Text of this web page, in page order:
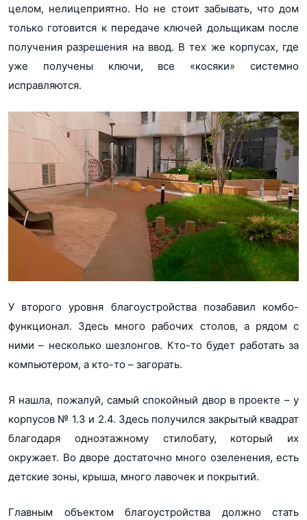
целом, нелицеприятно. Но не стоит забывать, что дом
только готовится к передаче ключей дольщикам после
получения разрешения на ввод. В тех же корпусах, где
уже получены ключи, все «косяки» системно
исправляются.
У второго уровня благоустройства позабавил комбо-
функционал. Здесь много рабочих столов, а рядом с
ними – несколько шезлонгов. Кто-то будет работать за
компьютером, а кто-то – загорать.
Я нашла, пожалуй, самый спокойный двор в проекте – у
корпусов № 1.3 и 2.4. Здесь получился закрытый квадрат
благодаря одноэтажному стилобату, который их
окружает. Во дворе достаточно много озеленения, есть
детские зоны, крыша, много лавочек и покрытий.
Главным объектом благоустройства должно стать